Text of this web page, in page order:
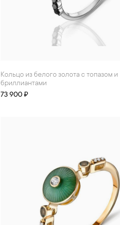
Кольцо из белого золота с топазом и
бриллиантами
73 900 ₽